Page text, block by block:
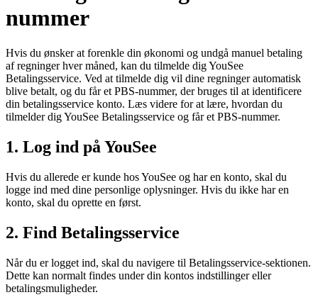
nummer
Hvis du ønsker at forenkle din økonomi og undgå manuel betaling
af regninger hver måned, kan du tilmelde dig YouSee
Betalingsservice. Ved at tilmelde dig vil dine regninger automatisk
blive betalt, og du får et PBS-nummer, der bruges til at identificere
din betalingsservice konto. Læs videre for at lære, hvordan du
tilmelder dig YouSee Betalingsservice og får et PBS-nummer.
1. Log ind på YouSee
Hvis du allerede er kunde hos YouSee og har en konto, skal du
logge ind med dine personlige oplysninger. Hvis du ikke har en
konto, skal du oprette en først.
2. Find Betalingsservice
Når du er logget ind, skal du navigere til Betalingsservice-sektionen.
Dette kan normalt findes under din kontos indstillinger eller
betalingsmuligheder.